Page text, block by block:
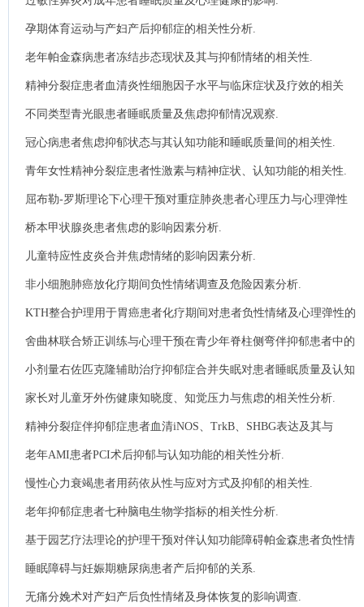
孕期体育运动与产妇产后抑郁症的相关性分析.
老年帕金森病患者冻结步态现状及其与抑郁情绪的相关性.
精神分裂症患者血清炎性细胞因子水平与临床症状及疗效的相关
性.
不同类型青光眼患者睡眠质量及焦虑抑郁情况观察.
冠心病患者焦虑抑郁状态与其认知功能和睡眠质量间的相关性.
青年女性精神分裂症患者性激素与精神症状、认知功能的相关性.
屈布勒-罗斯理论下心理干预对重症肺炎患者心理压力与心理弹性
的分析.
桥本甲状腺炎患者焦虑的影响因素分析.
儿童特应性皮炎合并焦虑情绪的影响因素分析.
非小细胞肺癌放化疗期间负性情绪调查及危险因素分析.
KTH整合护理用于胃癌患者化疗期间对患者负性情绪及心理弹性的
影响.
舍曲林联合矫正训练与心理干预在青少年脊柱侧弯伴抑郁患者中的
临床应用效果.
小剂量右佐匹克隆辅助治疗抑郁症合并失眠对患者睡眠质量及认知
功能的影响.
家长对儿童牙外伤健康知晓度、知觉压力与焦虑的相关性分析.
精神分裂症伴抑郁症患者血清iNOS、TrkB、SHBG表达及其与
PANSS评分的相关性.
老年AMI患者PCI术后抑郁与认知功能的相关性分析.
慢性心力衰竭患者用药依从性与应对方式及抑郁的相关性.
老年抑郁症患者七种脑电生物学指标的相关性分析.
基于园艺疗法理论的护理干预对伴认知功能障碍帕金森患者负性情
绪及生活质量的影响.
睡眠障碍与妊娠期糖尿病患者产后抑郁的关系.
无痛分娩术对产妇产后负性情绪及身体恢复的影响调查.